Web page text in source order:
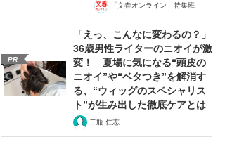
「文春オンライン」特集班
PR
「えっ、こんなに変わるの？」
36歳男性ライターのニオイが激
変！ 夏場に気になる“頭皮の
ニオイ”や“ベタつき”を解消す
る、“ウィッグのスペシャリス
ト”が生み出した徹底ケアとは
二瓶 仁志